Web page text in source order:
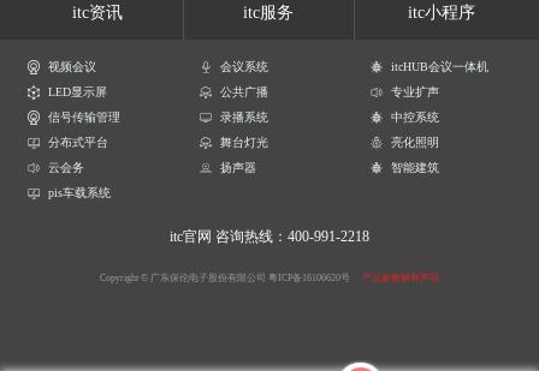
itc资讯 itc服务 itc小程序
视频会议 会议系统
itcHUB会议一体机
LED显示屏
公共广播
专业扩声
信号传输管理
录播系统
中控系统
分布式平台
舞台灯光
亮化照明
云会务
扬声器
智能建筑
pis车载系统
itc官网 咨询热线：400-991-2218
Copyright © 广东保伦电子股份有限公司 粤ICP备16106620号 产品参数解释声明